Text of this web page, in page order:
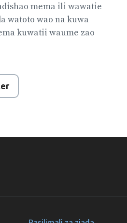
mema ili wawatie
watoto wao na kuwa
kuwatii waume zao